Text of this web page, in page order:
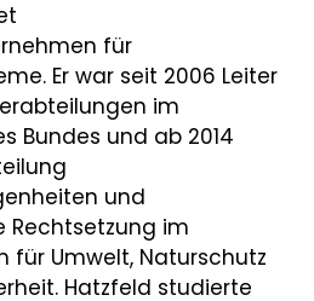
für
Er war seit 2006 Leiter
im
Bundes und ab 2014
und
Rechtsetzung im
für Umwelt, Naturschutz
Hatzfeld studierte